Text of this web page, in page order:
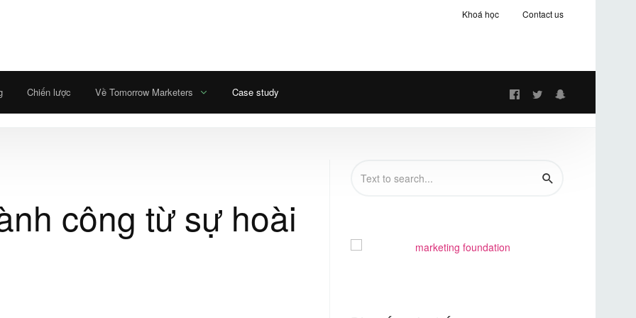
Khoá học Contact us
Chiến lược Về Tomorrow Marketers Case study Follow
công từ sự hoài